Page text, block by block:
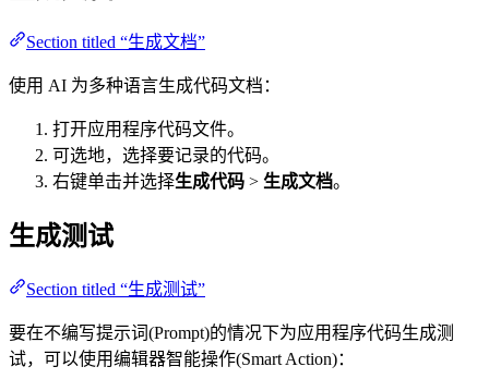
Section titled “生成文档”
使用 AI 为多种语言生成代码文档：
打开应用程序代码文件。
可选地，选择要记录的代码。
右键单击并选择生成代码 > 生成文档。
生成测试
Section titled “生成测试”
要在不编写提示词(Prompt)的情况下为应用程序代码生成测
试，可以使用编辑器智能操作(Smart Action)：